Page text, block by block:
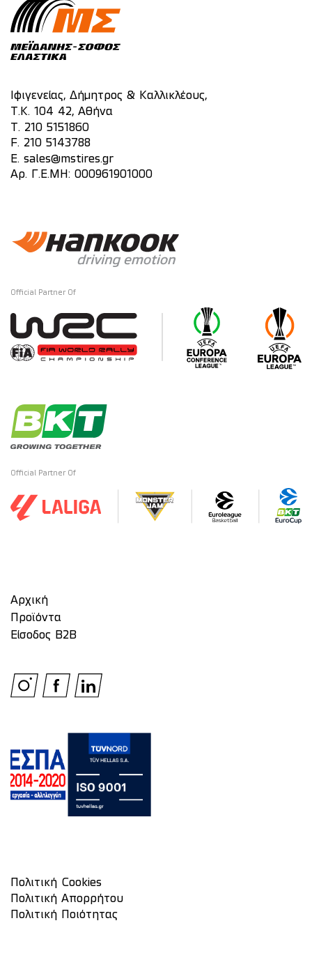
Ιφιγενείας, Δήμητρος & Καλλικλέους,
Τ.Κ. 104 42, Αθήνα
T. 210 5151860
F. 210 5143788
E. sales@mstires.gr
Αρ. Γ.Ε.ΜΗ: 000961901000
Official Partner Of
Official Partner Of
Αρχική
Προϊόντα
Είσοδος Β2Β
Πολιτική Cookies
Πολιτική Απορρήτου
Πολιτική Ποιότητας